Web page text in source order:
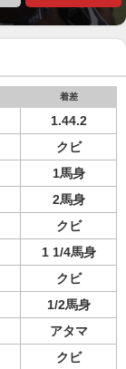
着差
1.44.2
クビ
1馬身
2馬身
クビ
1 1/4馬身
クビ
1/2馬身
アタマ
クビ